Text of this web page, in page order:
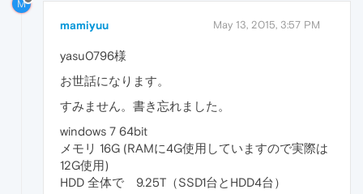
M
mamiyuu May 13, 2015, 3:57 PM
yasu0796様
お世話になります。
すみません。書き忘れました。
windows 7 64bit
メモリ 16G (RAMに4G使用していますので実際は
12G使用)
HDD 全体で 9.25T（SSD1台とHDD4台）